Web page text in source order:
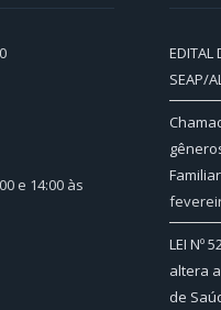
e 14:00 às
EDITAL
SEAP/
LEI Nº
altera
de